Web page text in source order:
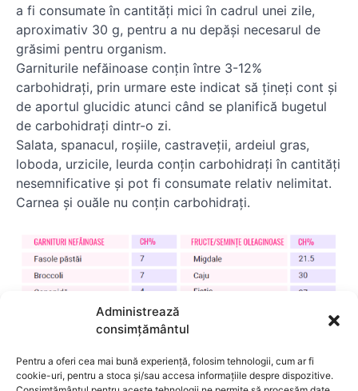
Administrează
consimțământul
Pentru a oferi cea mai bună experiență, folosim tehnologii, cum ar fi
cookie-uri, pentru a stoca și/sau accesa informațiile despre dispozitive.
a fi consumate în cantități mici în cadrul unei zile,
aproximativ 30 g, pentru a nu depăși necesarul de
grăsimi pentru organism.
Garniturile nefăinoase conțin între 3-12%
carbohidrați, prin urmare este indicat să țineți cont și
de aportul glucidic atunci când se planifică bugetul
de carbohidrați dintr-o zi.
Salata, spanacul, roșiile, castraveții, ardeiul gras,
loboda, urzicile, leurda conțin carbohidrați în cantități
nesemnificative și pot fi consumate relativ nelimitat.
Carnea și ouăle nu conțin carbohidrați.